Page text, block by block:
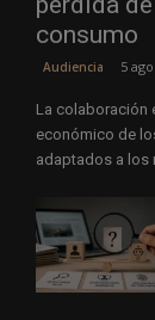
consumo
Audiencia 5
La colaboración
económico de
adaptados a los